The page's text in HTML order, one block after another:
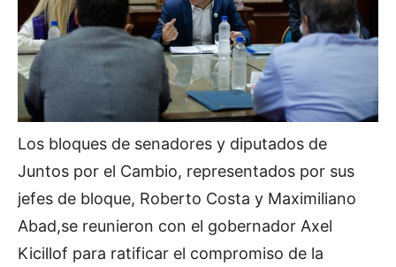
Los bloques de senadores y diputados de
Juntos por el Cambio, representados por sus
jefes de bloque, Roberto Costa y Maximiliano
Abad,se reunieron con el gobernador Axel
Kicillof para ratificar el compromiso de la